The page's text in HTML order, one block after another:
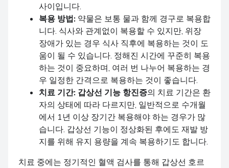
사이입니다.
복용 방법: 약물은 보통 물과 함께 경구로 복용합
니다. 식사와 관계없이 복용할 수 있지만, 위장
장애가 있는 경우 식사 직후에 복용하는 것이 도
움이 될 수 있습니다. 정해진 시간에 꾸준히 복용
하는 것이 중요하며, 여러 번 나누어 복용하는 경
우 일정한 간격으로 복용하는 것이 좋습니다.
치료 기간: 갑상선 기능 항진증의 치료 기간은 환
자의 상태에 따라 다르지만, 일반적으로 수개월
에서 1년 이상 장기간 복용해야 하는 경우가 많
습니다. 갑상선 기능이 정상화된 후에도 재발 방
지를 위해 유지 용량을 계속 복용하기도 합니다.
치료 중에는 정기적인 혈액 검사를 통해 갑상선 호르